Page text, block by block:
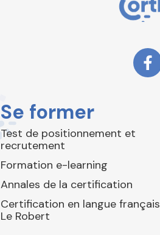
Se former
Test de positionnement et
recrutement
Formation e-learning
Annales de la certification
Certification en langue
Le Robert